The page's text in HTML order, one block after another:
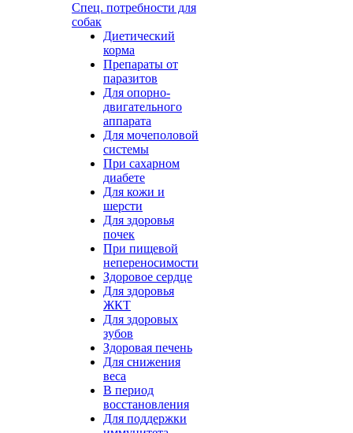
Спец. потребности для
собак
Диетический
корма
Препараты от
паразитов
Для опорно-
двигательного
аппарата
Для мочеполовой
системы
При сахарном
диабете
Для кожи и
шерсти
Для здоровья
почек
При пищевой
непереносимости
Здоровое сердце
Для здоровья
ЖКТ
Для здоровых
зубов
Здоровая печень
Для снижения
веса
В период
восстановления
Для поддержки